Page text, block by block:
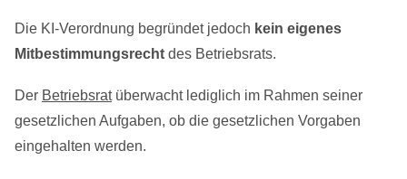
Die KI-Verordnung begründet jedoch kein eigenes
Mitbestimmungsrecht des Betriebsrats.
Der Betriebsratüberwacht lediglich im Rahmen seiner
gesetzlichen Aufgaben, ob die gesetzlichen Vorgaben
eingehalten werden.